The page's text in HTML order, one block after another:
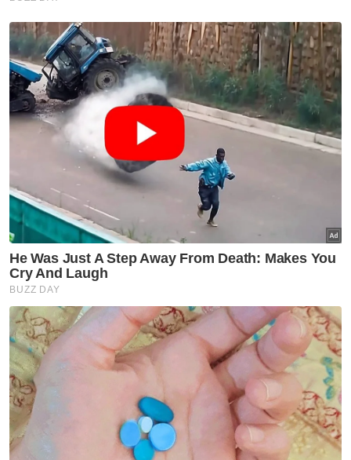
Sementara itu, Nur Amalina Mohd Mosadad
menyumbang pingat perak dalam acara
perseorangan wanita TPB10 (kecacatan
fizikal) dengan 859 jatuhan pin, di belakang
wakil Korea Selatan, Kim Su Yeong yang
meraih emas (1,178 jatuhan pin), manakala
Apinya Taisutan dari Thailand mendapat
gangsa (520 jatuhan pin).
Gandingan Azeera Jalani dan Nur Syazwani
Marais berjaya meraih pingat perak dalam
acara beregu wanita TPB4 (2,120 jatuhan
pin), di belakang pemenang dari Sweden,
Lisa Nordstrom Green-Sabina Nilsson (2,659
jatuhan pin), manakala pasangan Singapura,
Siti Nurhamizah Hamzah-Diane Neo
melengkapkan podium dengan pingat
gangsa (2,064 jatuhan pin).